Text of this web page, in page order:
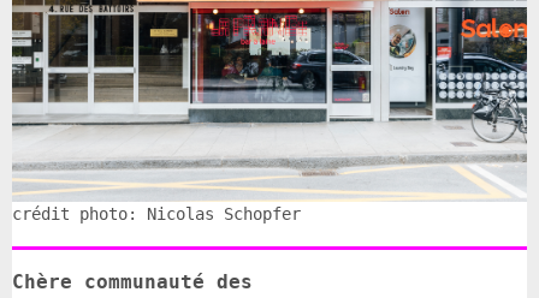
crédit photo: Nicolas Schopfer
Chère communauté des